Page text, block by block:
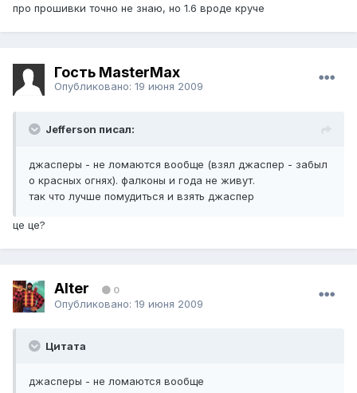
про прошивки точно не знаю, но 1.6 вроде круче
Гость MasterMax
Опубликовано: 19 июня 2009
Jefferson писал:
джасперы - не ломаются вообще (взял джаспер - забыл
о красных огнях). фалконы и года не живут.
так что лучше помудиться и взять джаспер
це це?
Alter 0
Опубликовано: 19 июня 2009
Цитата
джасперы - не ломаются вообще